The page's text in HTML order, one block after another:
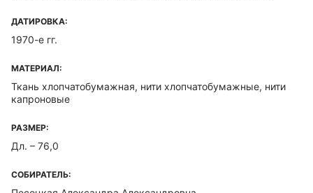
ДАТИРОВКА:
1970-е гг.
МАТЕРИАЛ:
Ткань хлопчатобумажная, нити хлопчатобумажные, нити
капроновые
РАЗМЕР:
Дл. – 76,0
СОБИРАТЕЛЬ: